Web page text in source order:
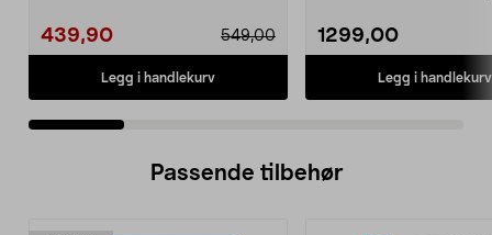
439,90 549,00
Legg i handlekurv
1299,00
Legg i handlekurv
Passende tilbehør